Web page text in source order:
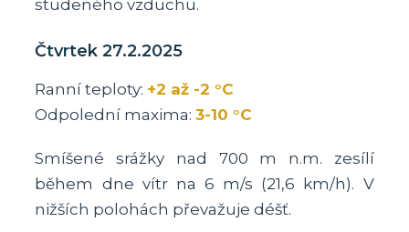
studeného vzduchu.
Čtvrtek 27.2.2025
Ranní teploty: +2 až -2 °C
Odpolední maxima:3-10 °C
Smíšené srážky nad 700 m n.m. zesílí
během dne vítr na 6 m/s (21,6 km/h). V
nižších polohách převažuje déšť.